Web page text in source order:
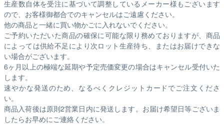
生産数自体を受注に基づいて調整しているメーカー様もございます
ので、お客様御都合でのキャンセルはご遠慮ください。
他の商品と一緒に買い物かごに入れないでください。
ご予約いただいた商品の確保に可能な限り務めておりますが、商品
によっては供給不足により次ロット生産待ち、またはお届けできな
い場合がございます。
6ヶ月以上の極端な延期や予定売価変更の場合はキャンセル受付いた
します。
速やかな発送のため、なるべくクレジットカードでご注文くださ
い。
商品入荷後は原則2営業日内に発送します。お届け希望日等ございま
したらお早めにご連絡ください。